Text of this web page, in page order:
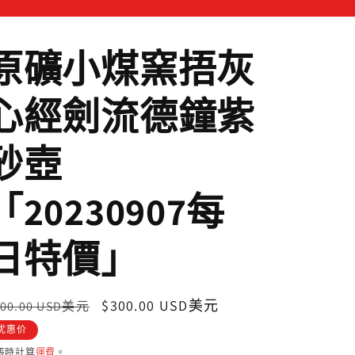
礦小煤窯捂灰
經劍流德鐘紫
壺
20230907每
特價」
USD美元
售
$300.00 USD美元
惠价
時計算運費 。